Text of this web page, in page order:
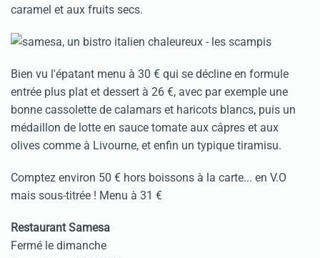
caramel et aux fruits secs.
Bien vu l'épatant menu à 30 € qui se décline en formule
entrée plus plat et dessert à 26 €, avec par exemple une
bonne cassolette de calamars et haricots blancs, puis un
médaillon de lotte en sauce tomate aux câpres et aux
olives comme à Livourne, et enfin un typique tiramisu.
Comptez environ 50 € hors boissons à la carte... en V.O
mais sous-titrée ! Menu à 31 €
Restaurant Samesa
Fermé le dimanche